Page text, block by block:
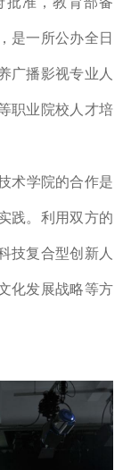
是一所公办全日
广播影视专业人
职业院校人才培
学院的合作是
践。利用双方的
技复合型创新人
化发展战略等方